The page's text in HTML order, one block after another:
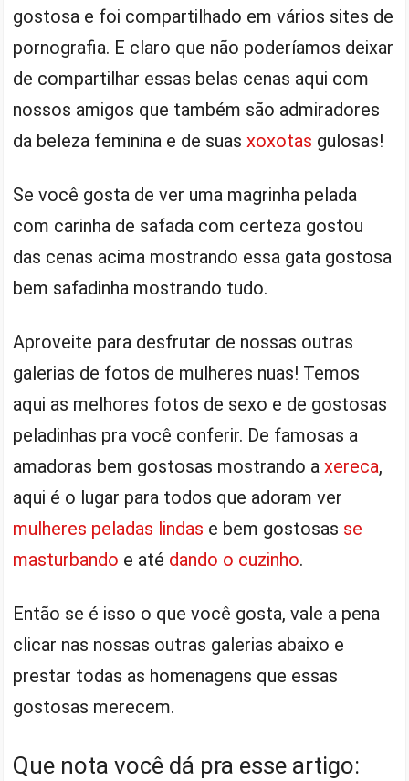
gostosa e foi compartilhado em vários sites de
pornografia. E claro que não poderíamos deixar
de compartilhar essas belas cenas aqui com
nossos amigos que também são admiradores
da beleza feminina e de suasxoxotas gulosas!
Se você gosta de ver uma magrinha pelada
com carinha de safada com certeza gostou
das cenas acima mostrando essa gata gostosa
bem safadinha mostrando tudo.
Aproveite para desfrutar de nossas outras
galerias de fotos de mulheres nuas! Temos
aqui as melhores fotos de sexo e de gostosas
peladinhas pra você conferir. De famosas a
amadoras bem gostosas mostrando axereca,
aqui é o lugar para todos que adoram ver
mulheres peladas lindas e bem gostosas se
masturbando e até dando o cuzinho.
Então se é isso o que você gosta, vale a pena
clicar nas nossas outras galerias abaixo e
prestar todas as homenagens que essas
gostosas merecem.
Que nota você dá pra esse artigo: